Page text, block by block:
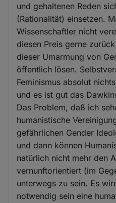
und gehaltenen Reden
(Rationalität) einsetzen.
Wissenschaftler nicht
diesen Preis gerne
dieser Umarmung von
öffentlich lösen.
Feminismus absolut
und es ist gut das
Das Problem, daß ich
humanistische
gefährlichen Gender
und dann können
natürlich nicht mehr den
vernunftorientiert (im
unterwegs zu sein. Es
notwendig sein eine